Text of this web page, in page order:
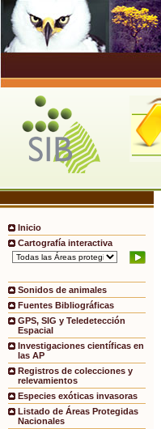
Inicio
Cartografía interactiva
Sonidos de animales
Fuentes Bibliográficas
GPS, SIG y Teledetección
Espacial
Investigaciones científicas en
las AP
Registros de colecciones y
relevamientos
Especies exóticas invasoras
Listado de Áreas Protegidas
Nacionales